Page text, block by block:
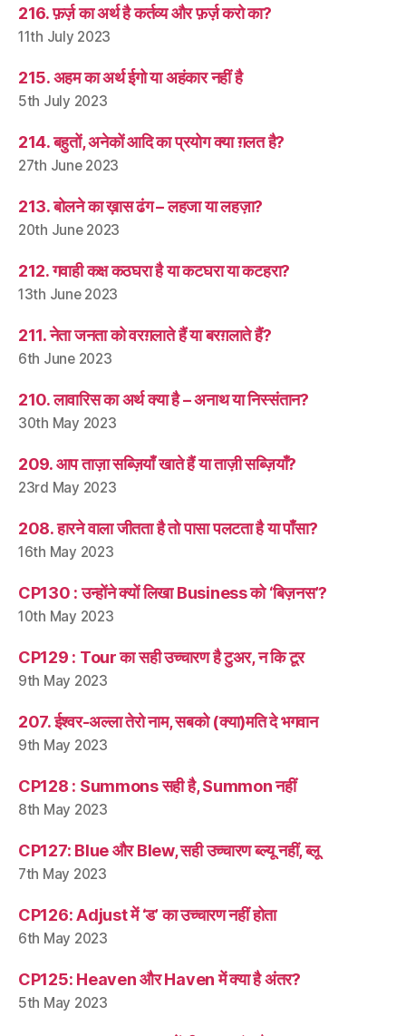
216. फ़र्ज़ का अर्थ है कर्तव्य और फ़र्ज़ करो का?
11th July 2023
215. अहम का अर्थ ईगो या अहंकार नहीं है
5th July 2023
214. बहुतों, अनेकों आदि का प्रयोग क्या ग़लत है?
27th June 2023
213. बोलने का ख़ास ढंग – लहजा या लहज़ा?
20th June 2023
212. गवाही कक्ष कठघरा है या कटघरा या कटहरा?
13th June 2023
211. नेता जनता को वरग़लाते हैं या बरग़लाते हैं?
6th June 2023
210. लावारिस का अर्थ क्या है – अनाथ या निस्संतान?
30th May 2023
209. आप ताज़ा सब्ज़ियाँ खाते हैं या ताज़ी सब्ज़ियाँ?
23rd May 2023
208. हारने वाला जीतता है तो पासा पलटता है या पाँसा?
16th May 2023
CP130 : उन्होंने क्यों लिखा Business को ‘बिज़नस’?
10th May 2023
CP129 : Tour का सही उच्चारण है टुअर, न कि टूर
9th May 2023
207. ईश्वर-अल्ला तेरो नाम, सबको (क्या)मति दे भगवान
9th May 2023
CP128 : Summons सही है, Summon नहीं
8th May 2023
CP127: Blue और Blew, सही उच्चारण ब्ल्यू नहीं, ब्लू
7th May 2023
CP126: Adjust में ‘ड’ का उच्चारण नहीं होता
6th May 2023
CP125: Heaven और Haven में क्या है अंतर?
5th May 2023